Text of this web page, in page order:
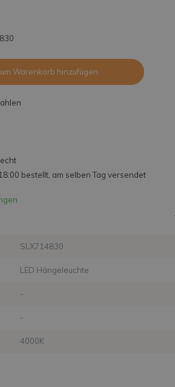
Warenkorb hinzufügen
bestellt, am selben Tag versendet
SLX714830
LED Hängeleuchte
-
-
4000K